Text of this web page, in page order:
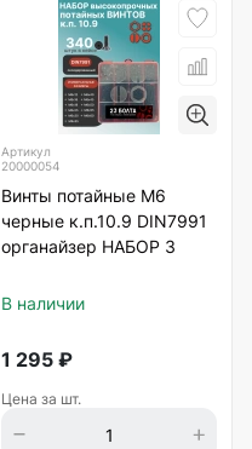
Артикул
20000054
Винты потайные М6
черные к.п.10.9 DIN7991
органайзер НАБОР 3
В наличии
1 295 ₽
Цена за шт.